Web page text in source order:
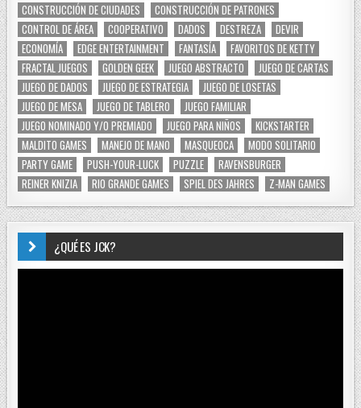
CONSTRUCCIÓN DE CIUDADES
CONSTRUCCIÓN DE PATRONES
CONTROL DE ÁREA
COOPERATIVO DADOS DESTREZA
DEVIR
ECONOMÍA
EDGE ENTERTAINMENT FANTASÍA
FAVORITOS DE KETTY
FRACTAL JUEGOS
GOLDEN GEEK JUEGO ABSTRACTO
JUEGO DE CARTAS
JUEGO DE DADOS
JUEGO DE ESTRATEGIA
JUEGO DE LOSETAS
JUEGO DE MESA
JUEGO DE TABLERO
JUEGO FAMILIAR
JUEGO NOMINADO Y/O PREMIADO
JUEGO PARA NIÑOS
KICKSTARTER
MALDITO GAMES
MANEJO DE MANO MASQUEOCA
MODO SOLITARIO
PARTY GAME
PUSH-YOUR-LUCK PUZZLE
RAVENSBURGER
REINER KNIZIA
RIO GRANDE GAMES SPIEL DES JAHRES Z-MAN GAMES
¿QUÉ ES JCK?